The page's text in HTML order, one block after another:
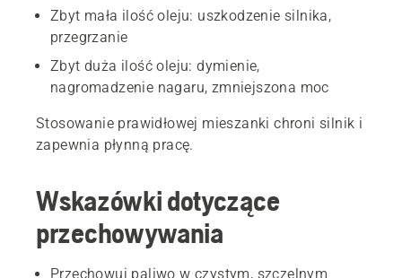
Zbyt mała ilość oleju: uszkodzenie silnika,
przegrzanie
Zbyt duża ilość oleju: dymienie,
nagromadzenie nagaru, zmniejszona moc
Stosowanie prawidłowej mieszanki chroni silnik i
zapewnia płynną pracę.
Wskazówki dotyczące
przechowywania
Przechowuj paliwo w czystym, szczelnym